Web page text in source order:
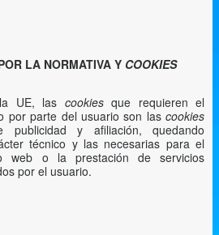
LA NORMATIVA Y COOKIES
UE, las cookies que requieren el
por parte del usuario son las cookies
y afiliación, quedando
técnico y las necesarias para el
web o la prestación de servicios
por el usuario.